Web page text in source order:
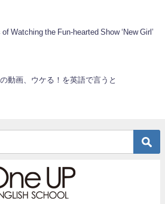
Watching the Fun-hearted Show ‘New Girl’
動画、ウケる！を英語で言うと